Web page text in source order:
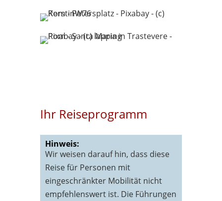
Ihr Reiseprogramm
Hinweis:
Wir weisen darauf hin, dass diese
Reise für Personen mit
eingeschränkter Mobilität nicht
empfehlenswert ist. Die Führungen